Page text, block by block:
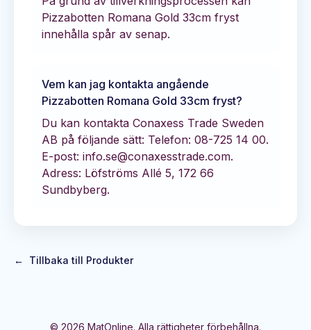
Pizzabotten Romana Gold 33cm fryst
innehålla spår av senap.
Vem kan jag kontakta angående
Pizzabotten Romana Gold 33cm fryst?
Du kan kontakta Conaxess Trade Sweden
AB på följande sätt: Telefon: 08-725 14 00.
E-post: info.se@conaxesstrade.com.
Adress: Löfströms Allé 5, 172 66
Sundbyberg.
← Tillbaka till Produkter
© 2026 MatOnline. Alla rättigheter förbehållna.